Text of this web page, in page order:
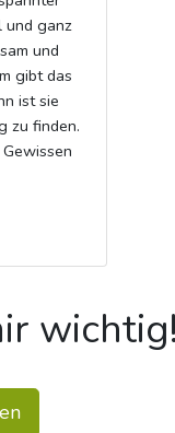
und ganz
und
gibt das
ist sie
zu finden.